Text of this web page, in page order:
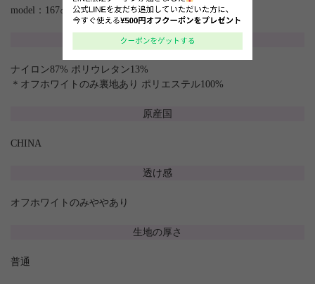
model：167㎝
素材
ナイロン87% ポリウレタン13%
＊オフホワイトのみ裏地あり ポリエステル100%
原産国
CHINA
透け感
オフホワイトのみややあり
生地の厚さ
普通